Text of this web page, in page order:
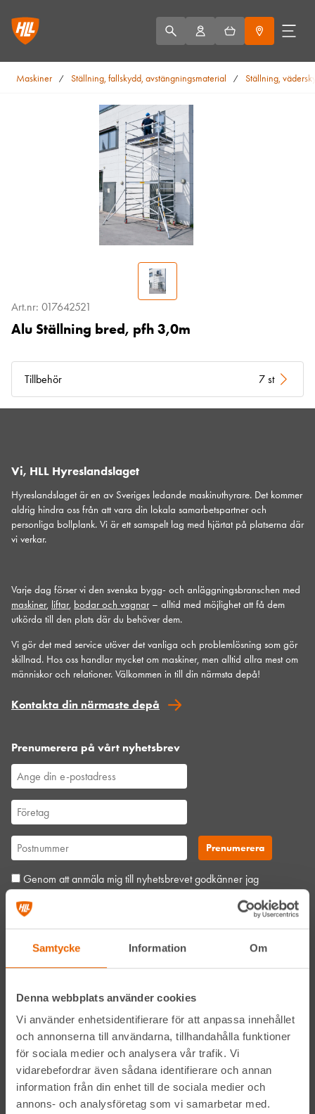
Samtycke Information Om
Denna webbplats använder cookies
Vi använder enhetsidentifierare för att anpassa innehållet
och annonserna till användarna, tillhandahålla funktioner
för sociala medier och analysera vår trafik. Vi
vidarebefordrar även sådana identifierare och annan
information från din enhet till de sociala medier och
annons- och analysföretag som vi samarbetar med.
Maskiner / Ställning, fallskydd, avstängningsmaterial / Ställning,
Art.nr: 017642521
Alu Ställning bred, pfh 3,0m
Tillbehör 7 st
Vi, HLL Hyreslandslaget
Hyreslandslaget är en av Sveriges ledande maskinuthyrare. Det kommer
aldrig hindra oss från att vara din lokala samarbetspartner och
personliga bollplank. Vi är ett samspelt lag med hjärtat på platserna där
vi verkar.
Varje dag förser vi den svenska bygg- och anläggningsbranschen med
maskiner, liftar, bodar och vagnar– alltid med möjlighet att få dem
utkörda till den plats där du behöver dem.
Vi gör det med service utöver det vanliga och problemlösning som gör
skillnad. Hos oss handlar mycket om maskiner, men alltid allra mest om
människor och relationer. Välkommen in till din närmsta depå!
Kontakta din närmaste depå
Prenumerera på vårt nyhetsbrev
Genom att anmäla mig till nyhetsbrevet godkänner jag
Facebook
LinkedIn
Navigation